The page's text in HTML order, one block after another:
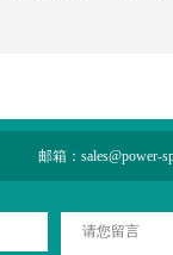
邮箱：sales@power-